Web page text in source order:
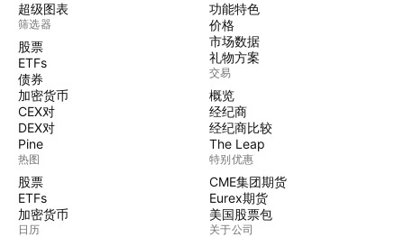
超级图表
筛选器
股票
ETFs
债券
加密货币
CEX对
DEX对
Pine
热图
股票
ETFs
加密货币
日历
功能特色
价格
市场数据
礼物方案
交易
概览
经纪商
经纪商比较
The Leap
特别优惠
CME集团期货
Eurex期货
美国股票包
关于公司